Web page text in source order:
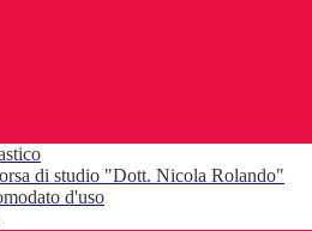
di studio "Dott. Nicola Rolando"
d'uso